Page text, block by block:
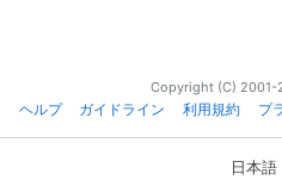
Copyright (C) 2001-
ヘルプ
ガイドライン 利用規約 プ
日本語